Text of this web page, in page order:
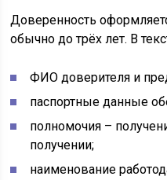
Доверенность
обычно до трёх лет. В
ФИО доверителя и
паспортные данные
полномочия –
получении;
наименование